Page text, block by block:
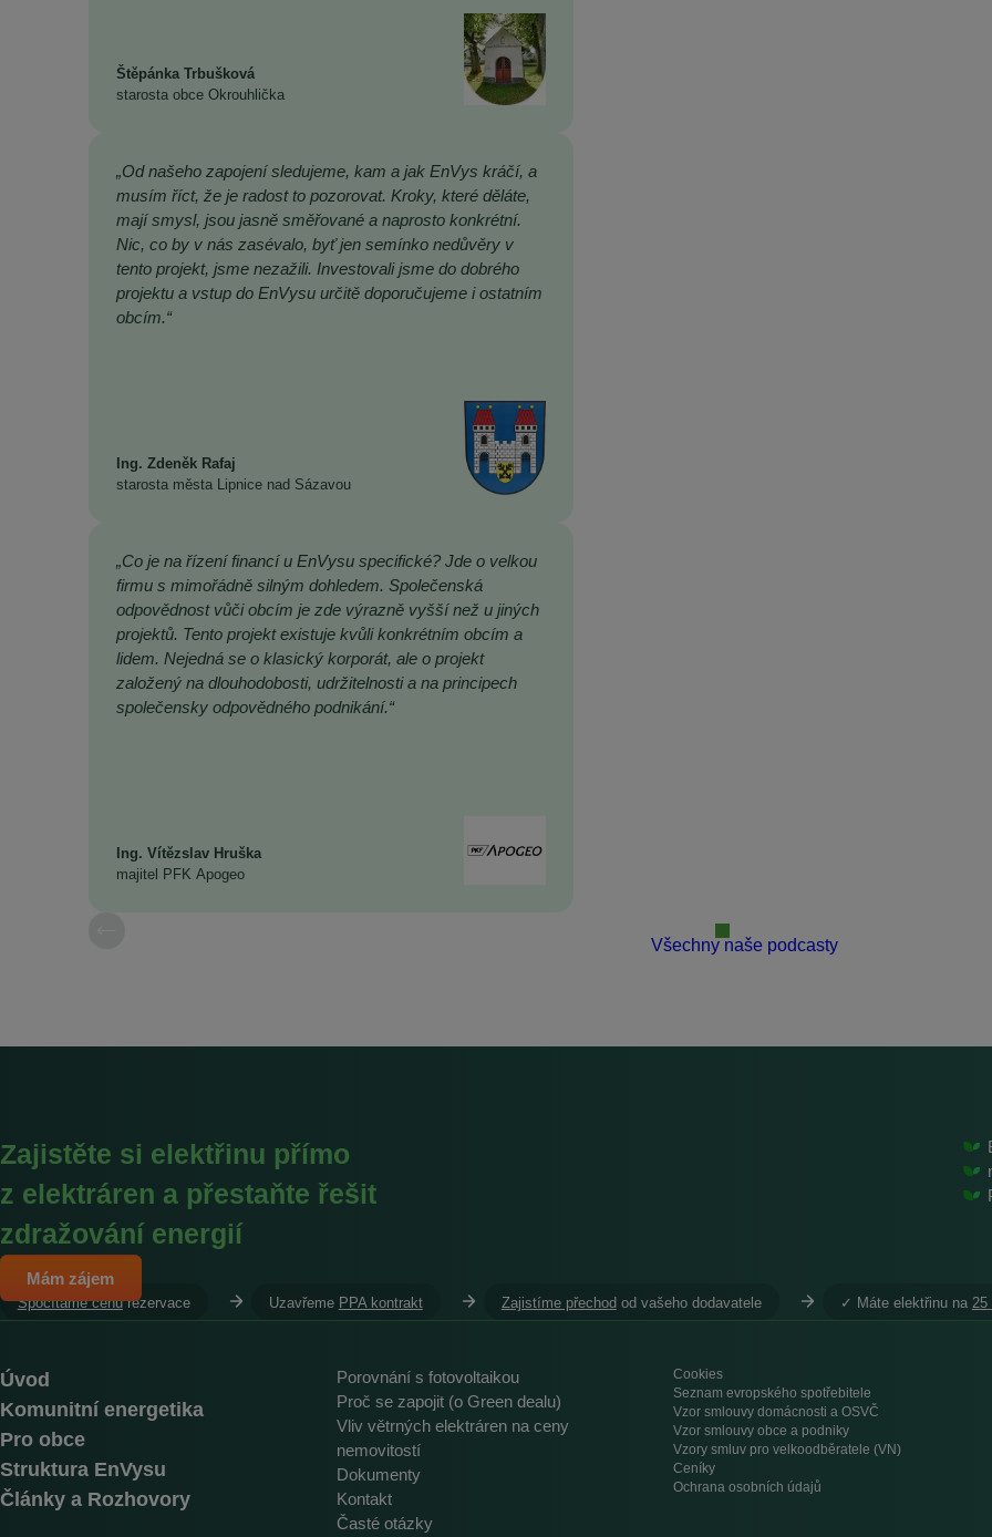
Štěpánka Trbušková
starosta obce Okrouhlička
„Od našeho zapojení sledujeme, kam a jak EnVys kráčí, a
musím říct, že je radost to pozorovat. Kroky, které děláte,
mají smysl, jsou jasně směřované a naprosto konkrétní.
Nic, co by v nás zasévalo, byť jen semínko nedůvěry v
tento projekt, jsme nezažili. Investovali jsme do dobrého
projektu a vstup do EnVysu určitě doporučujeme i ostatním
obcím.“
Ing. Zdeněk Rafaj
starosta města Lipnice nad Sázavou
„Co je na řízení financí u EnVysu specifické? Jde o velkou
firmu s mimořádně silným dohledem. Společenská
odpovědnost vůči obcím je zde výrazně vyšší než u jiných
projektů. Tento projekt existuje kvůli konkrétním obcím a
lidem. Nejedná se o klasický korporát, ale o projekt
založený na dlouhodobosti, udržitelnosti a na principech
společensky odpovědného podnikání.“
Ing. Vítězslav Hruška
majitel PFK Apogeo
Všechny naše podcasty
Zajistěte si elektřinu přímo
z elektráren a přestaňte řešit
zdražování energií
Mám zájem
Spočítáme cenurezervace Uzavřeme PPA kontrakt Zajistíme přechodod vašeho dodavatele ︎✓ Máte elektřinu na 25
Úvod
Komunitní energetika
Pro obce
Struktura EnVysu
Články a Rozhovory
Porovnání s fotovoltaikou
Proč se zapojit (o Green dealu)
Vliv větrných elektráren na ceny
nemovitostí
Dokumenty
Kontakt
Časté otázky
Cookies
Seznam evropského spotřebitele
Vzor smlouvy domácnosti a OSVČ
Vzor smlouvy obce a podniky
Vzory smluv pro velkoodběratele (VN)
Ceníky
Ochrana osobních údajů